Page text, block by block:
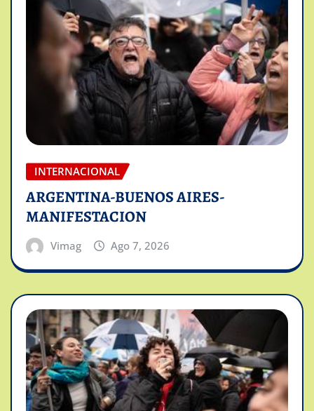
INTERNACIONAL
ARGENTINA-BUENOS AIRES-
MANIFESTACION
Vimag Ago 7, 2026